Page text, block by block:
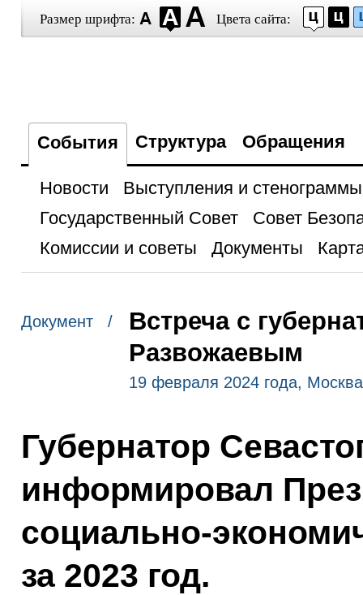
Размер шрифта: Цвета сайта:
События Структура Обращения
Новости
Выступления и стенограммы
Государственный Совет
Совет
Комиссии и советы
Документы
Документ /
Встреча с
Развожаевым
19 февраля 2024 года,
Губернатор
информировал
социально-
за 2023 год.